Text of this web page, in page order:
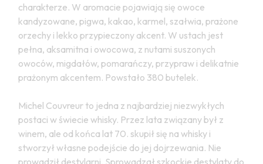
charakterze. W aromacie pojawiają się owoce
kandyzowane, pigwa, kakao, karmel, szałwia, prażone
orzechy i lekko przypieczony akcent. W ustach jest
pełna, aksamitna i owocowa, z nutami suszonych
owoców, migdałów, pomarańczy, przypraw i delikatnie
prażonym akcentem. Powstało 380 butelek.
Michel Couvreur to jedna z najbardziej niezwykłych
postaci w świecie whisky. Przez lata związany był z
winem, ale od końca lat 70. skupił się na whisky i
stworzył własne podejście do jej dojrzewania. Nie
prowadził destylarni. Sprowadzał szkockie destylaty do